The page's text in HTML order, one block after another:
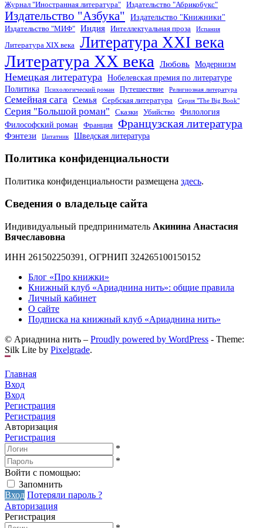
Журнал "Иностранная литература"
Издательство "Абрикобукс"
Издательство "Азбука" Издательство "Книжники"
Издательство "МИФ" Индия Интеллектуальная проза Испания
Литература XIX века Литература XXI века
Литература XX века Любовь Модернизм
Немецкая литература Нобелевская премия по литературе
Политика
Психологический роман Путешествие Религиозная литература
Семейная сага Семья Сербская литература Серия "The Big Book"
Серия "Большой роман" Сказки Убийство
Филология
Философский роман
Франция Французская литература
Фэнтези Цитатник Шведская литература
Политика конфиденциальности
Политика конфиденциальности размещена здесь.
Сведения о владельце сайта
Индивидуальный предприниматель Акинина Анастасия
Вячеславовна
ИНН 261502250391, ОГРНИП 324265100150152
Блог «Про книжки»
Книжный клуб «Ариаднина нить»: общие правила
Личный кабинет
О сайте
Подписка на книжный клуб «Ариаднина нить»
© Ариаднина нить – Proudly powered by WordPress - Theme:
Silk Lite by Pixelgrade.
Главная
Вход
Вход
Регистрация
Регистрация
Авторизация
Регистрация
*
*
Войти с помощью:
Запомнить
Вход Потеряли пароль ?
Авторизация
Регистрация